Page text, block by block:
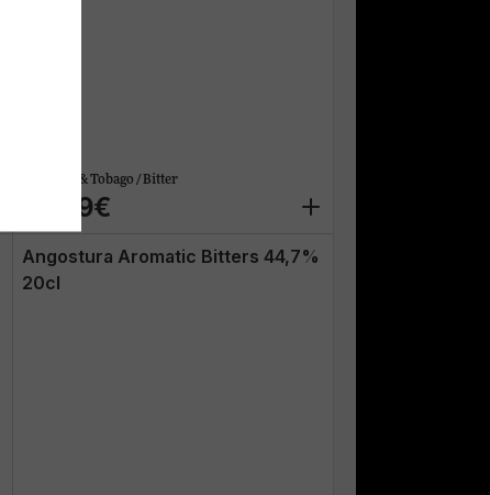
Trinidad & Tobago / Bitter
12.99€
Angostura Aromatic Bitters 44,7%
20cl